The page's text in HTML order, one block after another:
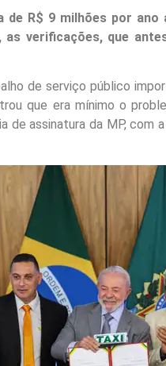
de R$ 9 milhões por
verificações, que
de serviço público
que era mínimo o
de assinatura da MP, com